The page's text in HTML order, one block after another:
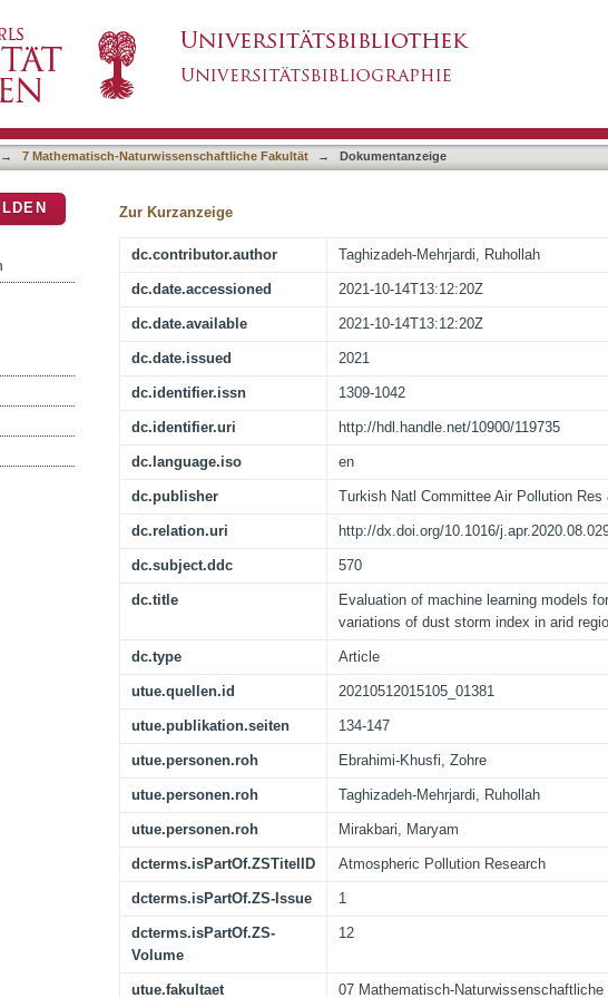
learning models for predicting the temporal
→ 7 Mathematisch-Naturwissenschaftliche Fakultät → Dokumentanzeige
Zur Kurzanzeige
dc.contributor.author Taghizadeh-Mehrjardi, Ruhollah
dc.date.accessioned 2021-10-14T13:12:20Z
dc.date.available 2021-10-14T13:12:20Z
dc.date.issued 2021
dc.identifier.issn 1309-1042
dc.identifier.uri http://hdl.handle.net/10900/119735
dc.language.iso en
dc.publisher Turkish Natl Committee Air Pollution Res
dc.relation.uri http://dx.doi.org/10.1016/
dc.subject.ddc 570
dc.title
Evaluation of machine learning models
variations of dust storm index in arid
dc.type Article
utue.quellen.id 20210512015105_01381
utue.publikation.seiten 134-147
utue.personen.roh Ebrahimi-Khusfi, Zohre
utue.personen.roh Taghizadeh-Mehrjardi, Ruhollah
utue.personen.roh Mirakbari, Maryam
dcterms.isPartOf.ZSTitelID Atmospheric Pollution Research
dcterms.isPartOf.ZS-Issue 1
dcterms.isPartOf.ZS-
Volume
12
utue.fakultaet 07 Mathematisch-Naturwissenschaftliche